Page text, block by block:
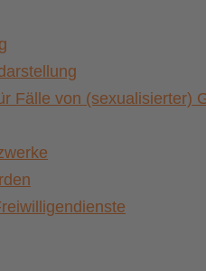
Fälle von (sexualisierter)